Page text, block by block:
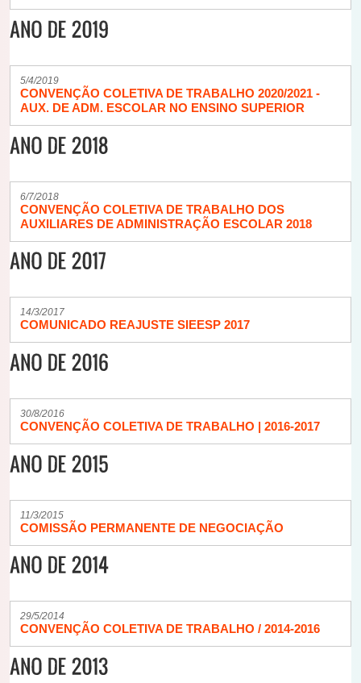
5/4/2019
CONVENÇÃO COLETIVA DE TRABALHO 2020/2021 -
AUX. DE ADM. ESCOLAR NO ENSINO SUPERIOR
6/7/2018
CONVENÇÃO COLETIVA DE TRABALHO DOS
AUXILIARES DE ADMINISTRAÇÃO ESCOLAR 2018
14/3/2017
COMUNICADO REAJUSTE SIEESP 2017
30/8/2016
CONVENÇÃO COLETIVA DE TRABALHO | 2016-2017
11/3/2015
COMISSÃO PERMANENTE DE NEGOCIAÇÃO
29/5/2014
CONVENÇÃO COLETIVA DE TRABALHO / 2014-2016